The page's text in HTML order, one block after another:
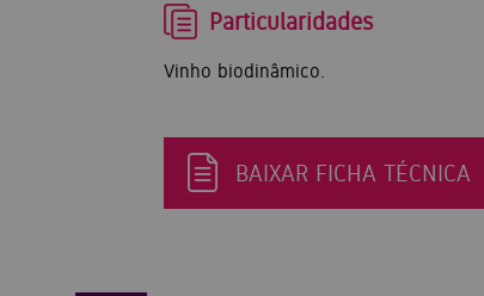
Particularidades
Vinho biodinâmico.
BAIXAR FICHA TÉCNICA